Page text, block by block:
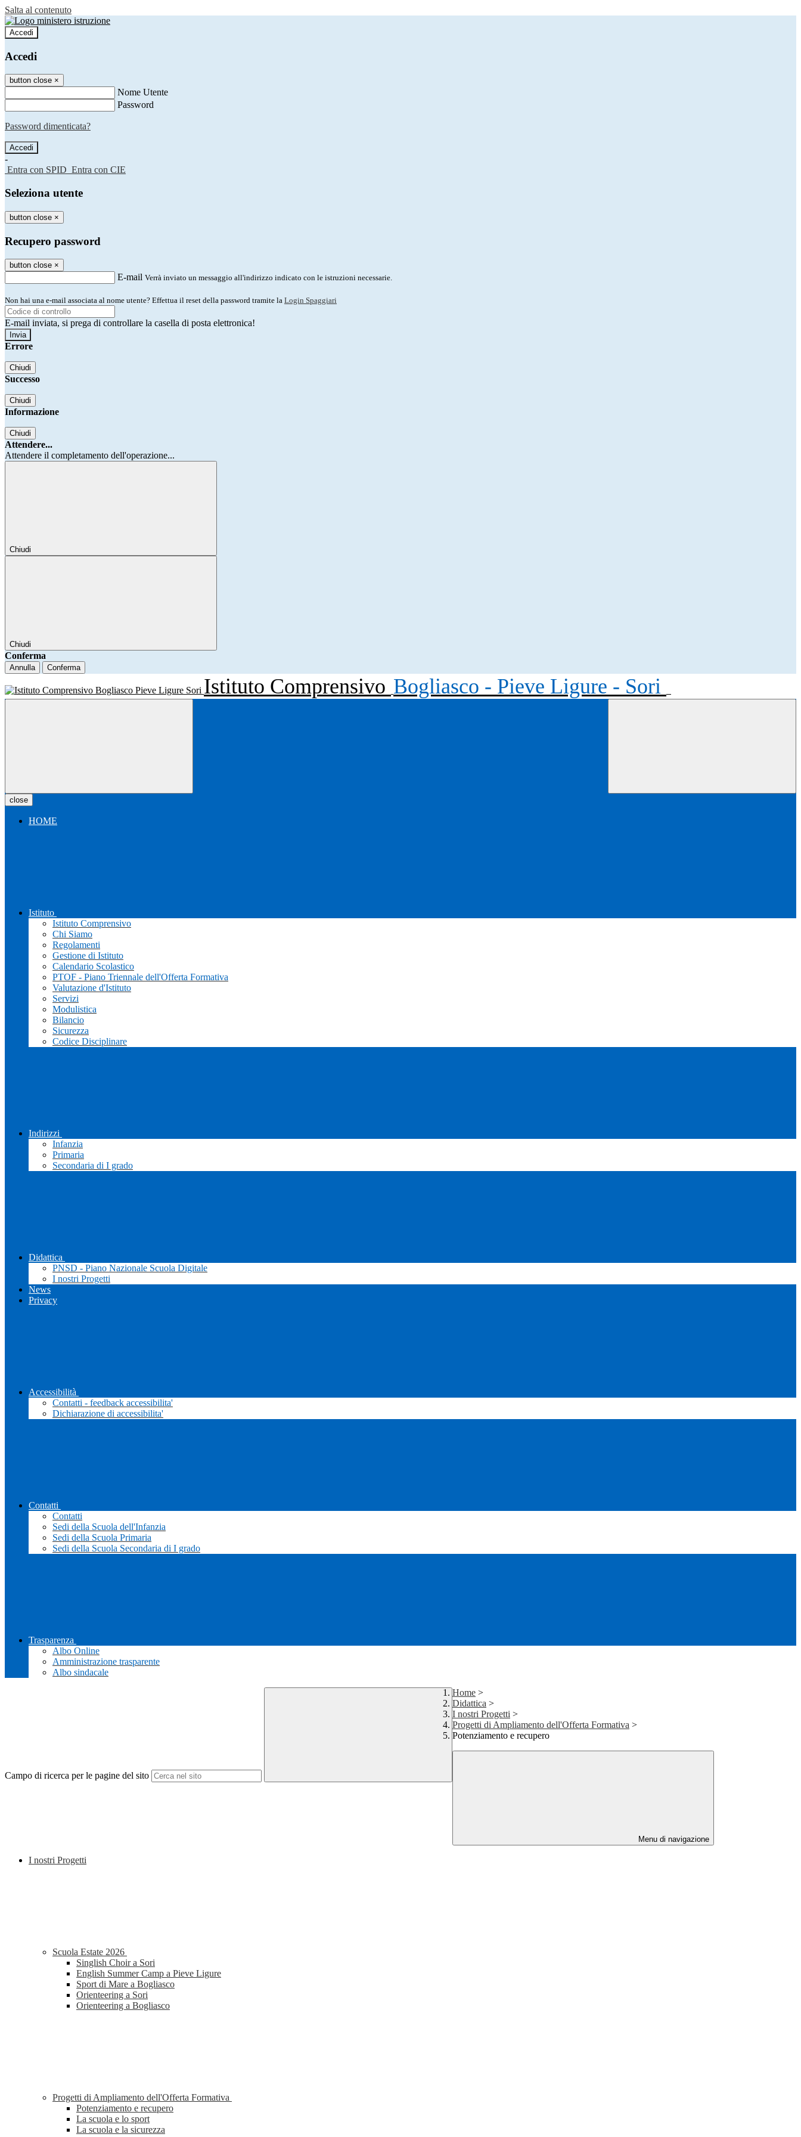
Salta al contenuto
Accedi
Accedi
button close ×
Nome Utente
Password
Password dimenticata?
-
Entra con SPID Entra con CIE
Seleziona utente
button close ×
Recupero password
button close ×
E-mail Verrà inviato un messaggio all'indirizzo indicato con le istruzioni necessarie.
Non hai una e-mail associata al nome utente? Effettua il reset della password tramite la Login Spaggiari
E-mail inviata, si prega di controllare la casella di posta elettronica!
Errore
Chiudi
Successo
Chiudi
Informazione
Chiudi
Attendere...
Attendere il completamento dell'operazione...
Chiudi
Chiudi
Conferma
Annulla Conferma
Istituto Comprensivo Bogliasco - Pieve Ligure - Sori
close
HOME
Istituto
Istituto Comprensivo
Chi Siamo
Regolamenti
Gestione di Istituto
Calendario Scolastico
PTOF - Piano Triennale dell'Offerta Formativa
Valutazione d'Istituto
Servizi
Modulistica
Bilancio
Sicurezza
Codice Disciplinare
Indirizzi
Infanzia
Primaria
Secondaria di I grado
Didattica
PNSD - Piano Nazionale Scuola Digitale
I nostri Progetti
News
Privacy
Accessibilità
Contatti - feedback accessibilita'
Dichiarazione di accessibilita'
Contatti
Contatti
Sedi della Scuola dell'Infanzia
Sedi della Scuola Primaria
Sedi della Scuola Secondaria di I grado
Trasparenza
Albo Online
Amministrazione trasparente
Albo sindacale
Campo di ricerca per le pagine del sito
Home >
Didattica >
I nostri Progetti >
Progetti di Ampliamento dell'Offerta Formativa >
Potenziamento e recupero
Menu di navigazione
I nostri Progetti
Scuola Estate 2026
Singlish Choir a Sori
English Summer Camp a Pieve Ligure
Sport di Mare a Bogliasco
Orienteering a Sori
Orienteering a Bogliasco
Progetti di Ampliamento dell'Offerta Formativa
Potenziamento e recupero
La scuola e lo sport
La scuola e la sicurezza